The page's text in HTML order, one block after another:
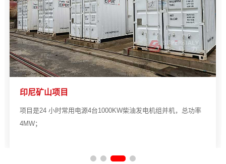
印尼矿山项目
项目是24 小时常用电源4台1000KW柴油发电机组并机，总功率
4MW；